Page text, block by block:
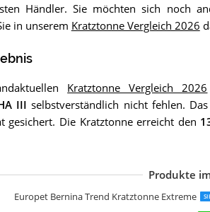
Händler. Sie möchten sich noch
in unserem Kratztonne Vergleich 2026
Kratztonne Vergleich 2026
III selbstverständlich nicht fehlen.
gesichert. Die Kratztonne erreicht den
Produkte
Europet Bernina Trend Kratztonne Extreme